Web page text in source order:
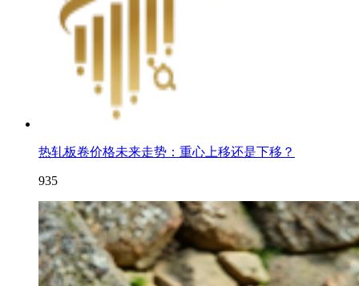
热轧板卷价格未来走势：重心上移还是下移？
935